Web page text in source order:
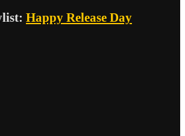
Happy Release Day